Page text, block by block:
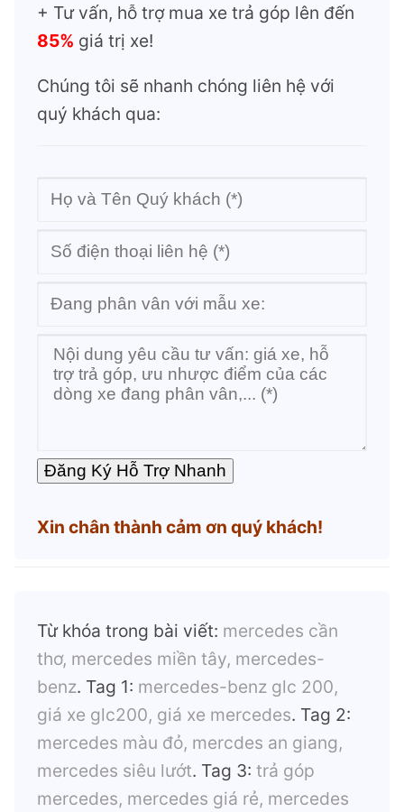
+ Tư vấn, hỗ trợ mua xe trả góp lên đến
85% giá trị xe!
Chúng tôi sẽ nhanh chóng liên hệ với
quý khách qua:
Xin chân thành cảm ơn quý khách!
Từ khóa trong bài viết: mercedes cần
thơ, mercedes miền tây, mercedes-
benz. Tag 1: mercedes-benz glc 200,
giá xe glc200, giá xe mercedes. Tag 2:
mercedes màu đỏ, mercdes an giang,
mercedes siêu lướt. Tag 3: trả góp
mercedes, mercedes giá rẻ, mercedes